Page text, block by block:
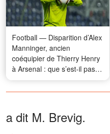
Football — Disparition d’Alex
Manninger, ancien
coéquipier de Thierry Henry
à Arsenal : que s’est-il passé
a dit M. Brevig.